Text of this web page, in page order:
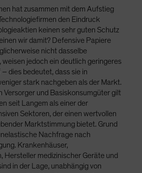
hat zusammen mit dem Aufstieg
den Eindruck
keinen sehr guten Schutz
wir damit? Defensive Papiere
nicht dasselbe
jedoch ein deutlich geringeres
dies bedeutet, dass sie in
stark nachgeben als der Markt.
Versorger und Basiskonsumgüter gilt
seit Langem als einer der
Sektoren, der einen wertvollen
Marktstimmung bietet. Grund
Nachfrage nach
Krankenhäuser,
Hersteller medizinischer Geräte und
in der Lage, unabhängig von